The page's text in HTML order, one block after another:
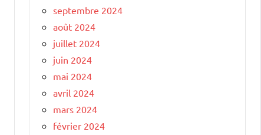
septembre 2024
août 2024
juillet 2024
juin 2024
mai 2024
avril 2024
mars 2024
février 2024